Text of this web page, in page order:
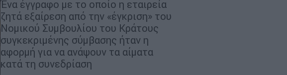
Ένα έγγραφο με το οποίο η εταιρεία
ζητά εξαίρεση από την «έγκριση» του
Νομικού Συμβουλίου του Κράτους
συγκεκριμένης σύμβασης ήταν η
αφορμή για να ανάψουν τα αίματα
κατά τη συνεδρίαση